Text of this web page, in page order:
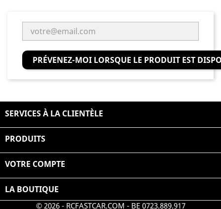
PRÉVENEZ-MOI LORSQUE LE PRODUIT EST
SERVICES À LA CLIENTÈLE
PRODUITS
VOTRE COMPTE
LA BOUTIQUE
© 2026 - RCFASTCAR.COM - BE 0723.889.917